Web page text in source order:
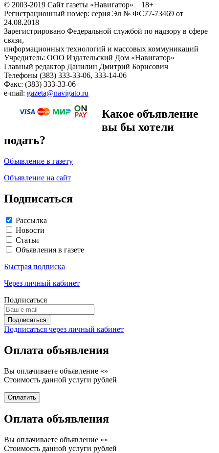
© 2003-2019 Сайт газеты «Навигатор» 18+
Регистрационный номер: серия Эл № ФС77-73469 от
24.08.2018
Зарегистрировано Федеральной службой по надзору в сфере
связи,
информационных технологий и массовых коммуникаций
Учредитель: ООО Издательский Дом «Навигатор»
Главный редактор Данилин Дмитрий Борисович
Телефоны (383) 333-33-06, 333-14-06
Факс: (383) 333-33-06
e-mail: gazeta@navigato.ru
Какое объявление
вы бы хотели
подать?
Объявление в газету
Объявление на сайт
Подписаться
Рассылка
Новости
Статьи
Объявления в газете
Быстрая подписка
Через личный кабинет
Подписаться
Подписаться через личный кабинет
Оплата объявления
Вы оплачиваете объявление «»
Стоимость данной услуги рублей
Оплата объявления
Вы оплачиваете объявление «»
Стоимость данной услуги рублей